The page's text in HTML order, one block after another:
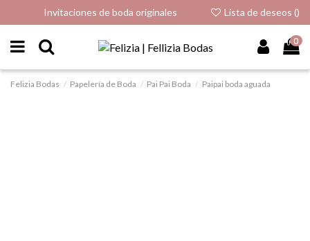
Invitaciones de boda originales Lista de deseos ()
0
Felizia Bodas Papelería de Boda Pai Pai Boda Paipai boda aguada